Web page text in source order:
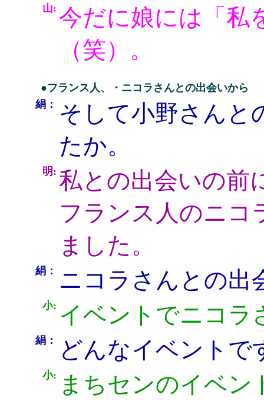
山: 今だに娘には「私
（笑）。
●フランス人、・ニコラさんとの出会いから
絹：
そして小野さんと
たか。
明: 私との出会いの前
フランス人のニコ
ました。
絹： ニコラさんとの出
小: イベントでニコラ
絹： どんなイベントで
小: まちセンのイベン